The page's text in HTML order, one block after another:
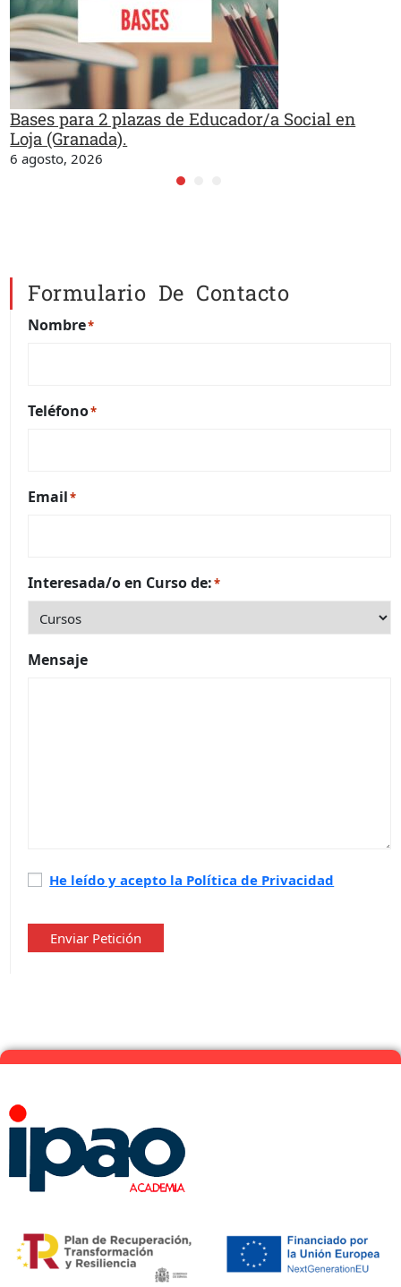
Bases para 2 plazas de Educador/a Social en
Loja (Granada).
6 agosto, 2026
Formulario De Contacto
Nombre*
Teléfono*
Email*
Interesada/o en Curso de:*
Mensaje
Política
privacidad*
He leído y acepto la Política de Privacidad
Enviar Petición